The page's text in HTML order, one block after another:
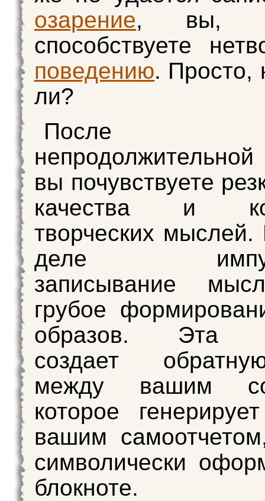
озарение, вы,
способствуете
поведению. Просто,
ли?
После
вы почувствуете
качества и
творческих
деле
записывание
грубое
образов. Эта
создает
между вашим
которое
вашим
символически
блокноте.